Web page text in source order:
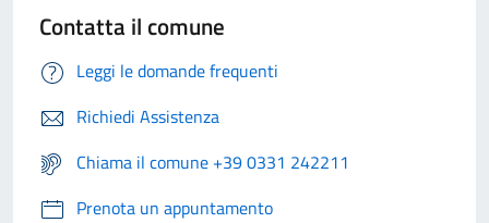
Contatta il comune
Leggi le domande frequenti
Richiedi Assistenza
Chiama il comune +39 0331 242211
Prenota un appuntamento